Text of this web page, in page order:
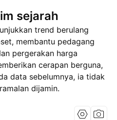
sejarah
trend berulang
membantu pedagang
pergerakan harga
cerapan berguna,
data sebelumnya, ia tidak
dijamin.